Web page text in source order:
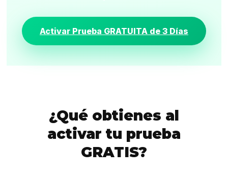
Activar Prueba GRATUITA de 3 Días
¿Qué obtienes al
activar tu prueba
GRATIS?